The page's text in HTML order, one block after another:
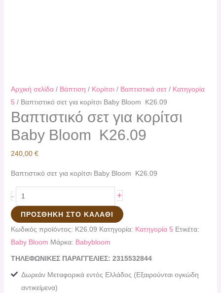
Αρχική σελίδα/ Βάπτιση / Κορίτσι/ Βαπτιστικά σετ/ Κατηγορία
5 / Βαπτιστικό σετ για κορίτσι Baby Bloom K26.09
Βαπτιστικό σετ για κορίτσι
Baby Bloom K26.09
240,00 €
Βαπτιστικό σετ για κορίτσι Baby Bloom K26.09
- +
ΠΡΟΣΘΉΚΗ ΣΤΟ ΚΑΛΆΘΙ
Κωδικός προϊόντος: K26.09 Κατηγορία: Κατηγορία 5 Ετικέτα:
Baby Bloom Μάρκα: Babybloom
ΤΗΛΕΦΩΝΙΚΕΣ ΠΑΡΑΓΓΕΛΙΕΣ: 2315532844
Δωρεάν Μεταφορικά εντός Ελλάδος (Εξαιρούνται ογκώδη
αντικείμενα)